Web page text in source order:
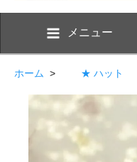
メニュー
ホーム > ★ ハット